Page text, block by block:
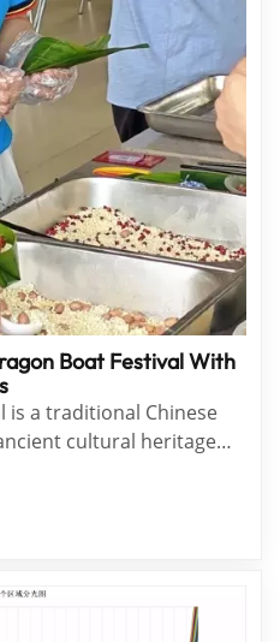
Boat Festival With
is a traditional Chinese
cultural heritage
health and peace. To
all staff, our
of festive cultural